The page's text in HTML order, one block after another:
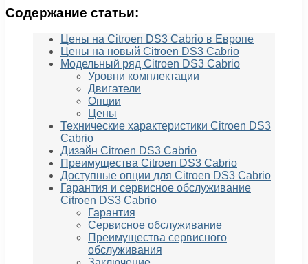
Содержание статьи:
Цены на Citroen DS3 Cabrio в Европе
Цены на новый Citroen DS3 Cabrio
Модельный ряд Citroen DS3 Cabrio
Уровни комплектации
Двигатели
Опции
Цены
Технические характеристики Citroen DS3
Cabrio
Дизайн Citroen DS3 Cabrio
Преимущества Citroen DS3 Cabrio
Доступные опции для Citroen DS3 Cabrio
Гарантия и сервисное обслуживание
Citroen DS3 Cabrio
Гарантия
Сервисное обслуживание
Преимущества сервисного
обслуживания